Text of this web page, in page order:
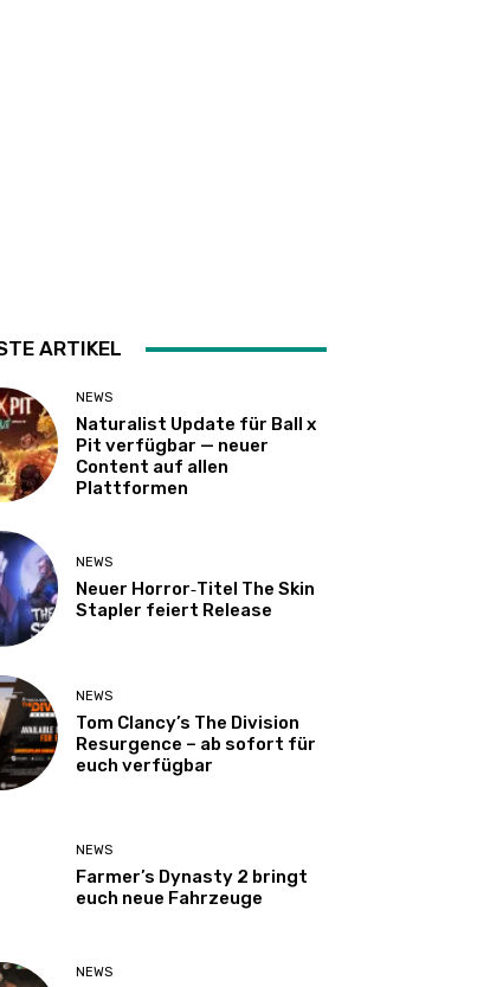
ARTIKEL
NEWS
Naturalist Update für Ball x
Pit verfügbar — neuer
Content auf allen
Plattformen
NEWS
Neuer Horror‑Titel The Skin
Stapler feiert Release
NEWS
Tom Clancy’s The Division
Resurgence – ab sofort für
euch verfügbar
NEWS
Farmer’s Dynasty 2 bringt
euch neue Fahrzeuge
NEWS